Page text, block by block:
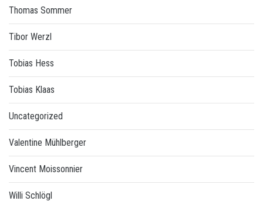
Thomas Sommer
Tibor Werzl
Tobias Hess
Tobias Klaas
Uncategorized
Valentine Mühlberger
Vincent Moissonnier
Willi Schlögl